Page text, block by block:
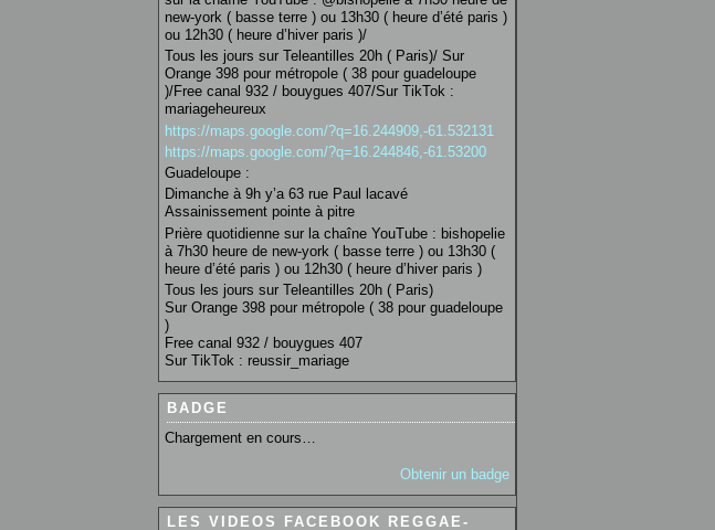
new-york ( basse terre ) ou 13h30 ( heure d’été paris )
ou 12h30 ( heure d’hiver paris )/
Tous les jours sur Teleantilles 20h ( Paris)/ Sur
Orange 398 pour métropole ( 38 pour guadeloupe
)/Free canal 932 / bouygues 407/Sur TikTok :
mariageheureux
https://maps.google.com/?q=16.244909,-61.532131
https://maps.google.com/?q=16.244846,-61.53200
Guadeloupe :
Dimanche à 9h y’a 63 rue Paul lacavé
Assainissement pointe à pitre
Prière quotidienne sur la chaîne YouTube : bishopelie
à 7h30 heure de new-york ( basse terre ) ou 13h30 (
heure d’été paris ) ou 12h30 ( heure d’hiver paris )
Tous les jours sur Teleantilles 20h ( Paris)
Sur Orange 398 pour métropole ( 38 pour guadeloupe
)
Free canal 932 / bouygues 407
Sur TikTok : reussir_mariage
BADGE
Chargement en cours…
Obtenir un badge
LES VIDEOS FACEBOOK REGGAE-